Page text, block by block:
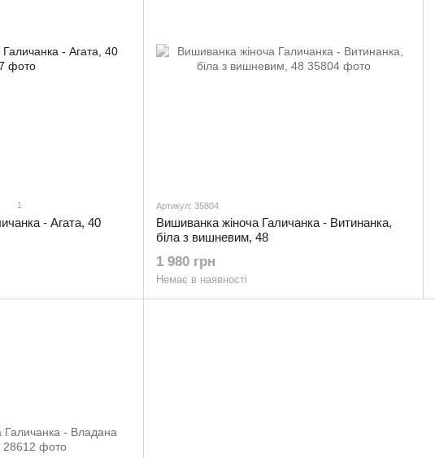
1
- Агата, 40
Артикул: 35804
Вишиванка жіноча Галичанка - Витинанка,
біла з вишневим, 48
1 980 грн
Немає в наявності